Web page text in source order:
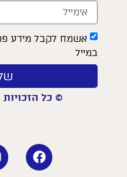
אשמח לקבל מידע
במייל
© כל